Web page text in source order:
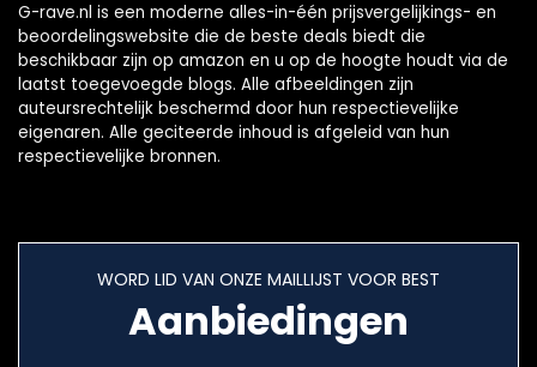
G-rave.nl is een moderne alles-in-één prijsvergelijkings- en
beoordelingswebsite die de beste deals biedt die
beschikbaar zijn op amazon en u op de hoogte houdt via de
laatst toegevoegde blogs. Alle afbeeldingen zijn
auteursrechtelijk beschermd door hun respectievelijke
eigenaren. Alle geciteerde inhoud is afgeleid van hun
respectievelijke bronnen.
WORD LID VAN ONZE MAILLIJST VOOR BEST
Aanbiedingen